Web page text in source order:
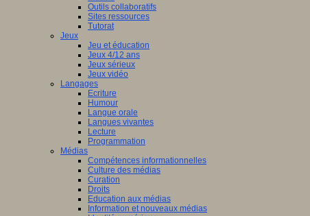
Outils collaboratifs
Sites ressources
Tutorat
Jeux
Jeu et éducation
Jeux 4/12 ans
Jeux sérieux
Jeux vidéo
Langages
Ecriture
Humour
Langue orale
Langues vivantes
Lecture
Programmation
Médias
Compétences informationnelles
Culture des médias
Curation
Droits
Education aux médias
Information et nouveaux médias